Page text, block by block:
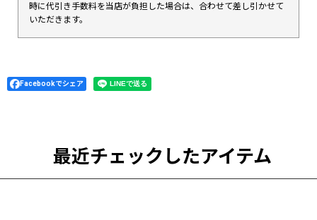
時に代引き手数料を当店が負担した場合は、合わせて差し引かせて
いただきます。
Facebookでシェア
最近チェックしたアイテム